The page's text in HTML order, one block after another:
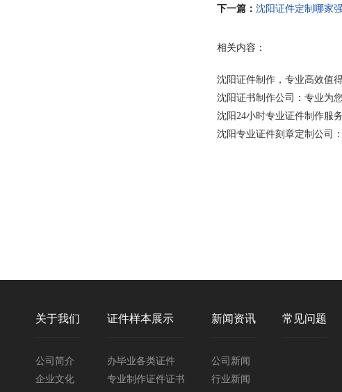
下一篇： 沈阳证件定制哪家
相关内容：
沈阳证件制作，专业高效值
沈阳证书制作公司：专业为
沈阳24小时专业证件制作服
沈阳专业证件刻章定制公司
关于我们
公司简介
企业文化
证件样本展示
办毕业各类证件
专业制作证件证书
新闻资讯
公司新闻
行业新闻
常见问题